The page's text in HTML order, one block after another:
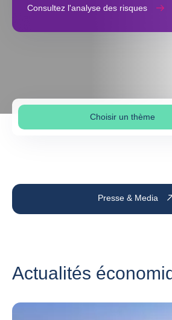
Consultez l'analyse des risques
Choisir un thème
Sélectionner
Presse & Media
Actualités